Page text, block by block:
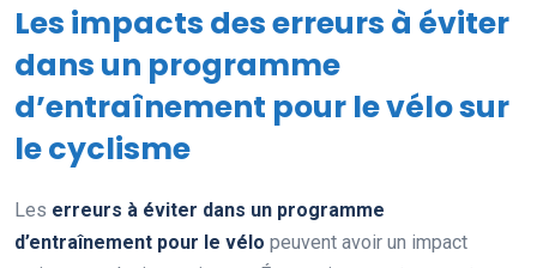
Les impacts des erreurs à éviter
dans un programme
d’entraînement pour le vélo sur
le cyclisme
Les erreurs à éviter dans un programme
d’entraînement pour le vélo peuvent avoir un impact